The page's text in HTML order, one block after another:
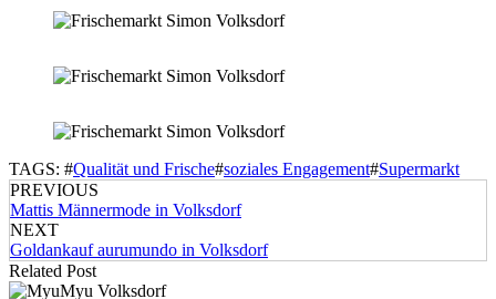
TAGS: #Qualität und Frische#soziales Engagement#Supermarkt
PREVIOUS
Mattis Männermode in Volksdorf
NEXT
Goldankauf aurumundo in Volksdorf
Related Post